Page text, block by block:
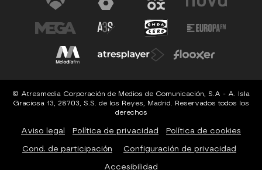
© Atresmedia Corporación de Medios de Comunicación, S.A - A. Isla
Graciosa 13, 28703, S.S. de los Reyes, Madrid. Reservados todos los
derechos
Aviso legal Política de privacidad Política de cookies
Cond. de participación Configuración de privacidad
Accesibilidad